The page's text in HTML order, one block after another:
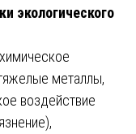
экологического
металлы,
воздействие